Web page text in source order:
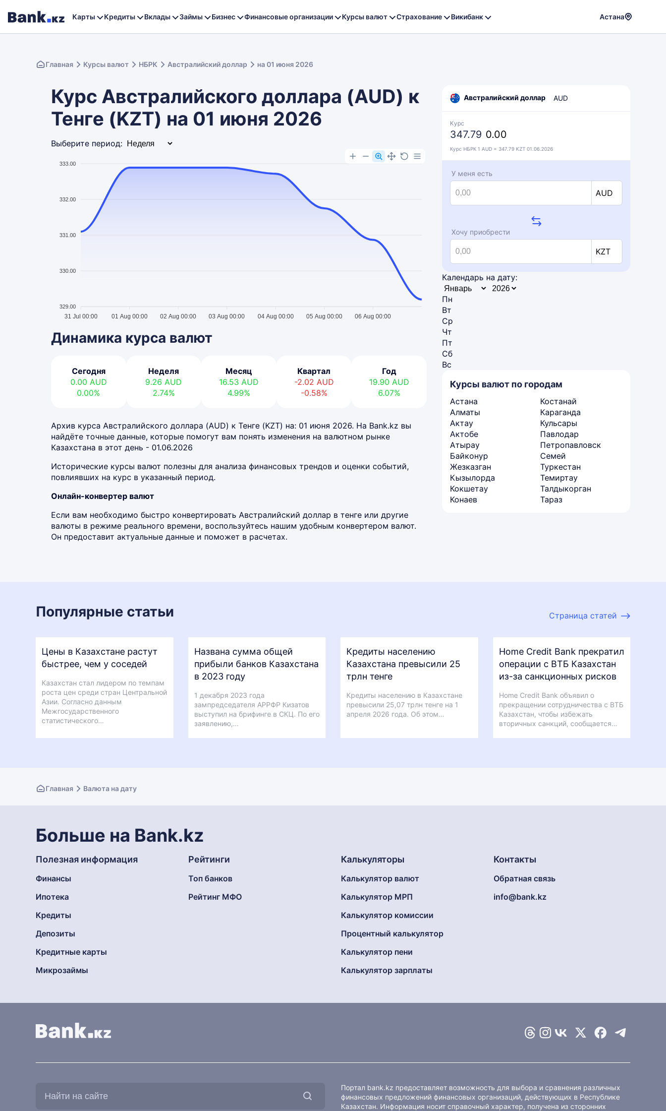
Карты Кредиты Вклады Займы Бизнес Финансовые организации Курсы валют Страхование Викибанк Астана
Главная Курсы валют НБРК Австралийский доллар на 01 июня 2026
Курс Австралийского доллара (AUD) к
Тенге (KZT) на 01 июня 2026
Выберите период:
333.00
332.00
331.00
330.00
329.00
31 Jul 00:00 01 Aug 00:00 02 Aug 00:00 03 Aug 00:00 04 Aug 00:00 05 Aug 00:00 06 Aug 00:00
Динамика курса валют
Сегодня
0.00 AUD
0.00%
Неделя
9.26AUD
2.74%
Месяц
16.53 AUD
4.99%
Квартал
-2.02 AUD
-0.58%
Год
19.90 AUD
6.07%
Архив курса Австралийского доллара (AUD) к Тенге (KZT) на: 01 июня 2026. На Bank.kz вы
найдёте точные данные, которые помогут вам понять изменения на валютном рынке
Казахстана в этот день - 01.06.2026
Исторические курсы валют полезны для анализа финансовых трендов и оценки событий,
повлиявших на курс в указанный период.
Онлайн-конвертер валют
Если вам необходимо быстро конвертировать Австралийский доллар в тенге или другие
валюты в режиме реального времени, воспользуйтесь нашим удобным конвертером валют.
Он предоставит актуальные данные и поможет в расчетах.
Австралийский доллар AUD
Курс
347.79 0.00
Курс НБРК 1 AUD = 347.79 KZT 01.06.2026
У меня есть
AUD
Хочу приобрести
KZT
Календарь на дату:
Пн
Вт
Ср
Чт
Пт
Сб
Вс
Курсы валют по городам
Астана
Алматы
Актау
Актобе
Атырау
Байконур
Жезказган
Кызылорда
Кокшетау
Конаев
Костанай
Караганда
Кульсары
Павлодар
Петропавловск
Семей
Туркестан
Темиртау
Талдыкорган
Тараз
Популярные статьи Страница статей
Цены в Казахстане растут
быстрее, чем у соседей
Казахстан стал лидером по темпам
роста цен среди стран Центральной
Азии. Согласно данным
Межгосударственного
статистического…
Названа сумма общей
прибыли банков Казахстана
в 2023 году
1 декабря 2023 года
зампредседателя АРРФР Кизатов
выступил на брифинге в СКЦ. По его
заявлению,…
Кредиты населению
Казахстана превысили 25
трлн тенге
Кредиты населению в Казахстане
превысили 25,07 трлн тенге на 1
апреля 2026 года. Об этом…
Home Credit Bank прекратил
операции с ВТБ Казахстан
из-за санкционных рисков
Home Credit Bank объявил о
прекращении сотрудничества с ВТБ
Казахстан, чтобы избежать
вторичных санкций, сообщается…
Главная Валюта на дату
Больше на Bank.kz
Полезная информация
Финансы
Ипотека
Кредиты
Депозиты
Кредитные карты
Микрозаймы
Рейтинги
Топ банков
Рейтинг МФО
Калькуляторы
Калькулятор валют
Калькулятор МРП
Калькулятор комиссии
Процентный калькулятор
Калькулятор пени
Калькулятор зарплаты
Контакты
Обратная связь
info@bank.kz
Портал bank.kz предоставляет возможность для выбора и сравнения различных
финансовых предложений финансовых организаций, действующих в Республике
Казахстан. Информация носит справочный характер, получена из сторонних